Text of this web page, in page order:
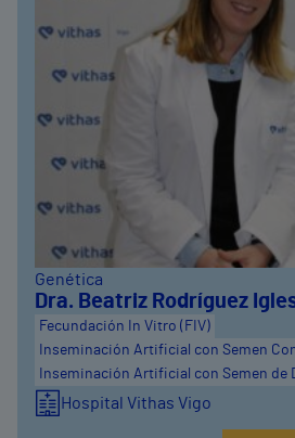
Genética
Dra. Beatriz Rodríguez
Fecundación In Vitro (FIV)
Inseminación Artificial con Semen
Inseminación Artificial con Semen de
Hospital Vithas Vigo